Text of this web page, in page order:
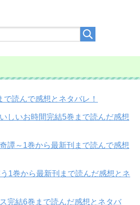
読んで感想とネタバレ！
しいお時間完結5巻まで読んだ感想
譚～1巻から最新刊まで読んで感想
1巻から最新刊まで読んだ感想とネ
完結6巻まで読んだ感想とネタバ